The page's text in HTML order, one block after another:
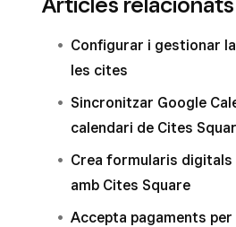
Squarei ves aCiteso
Fes clic a
Fes clic a
Exporta per
fitxer CSV.
Configurar i gestionar
les cites
Sincronitzar Google
calendari de Cites
Crea formularis
amb Cites Square
Accepta pagaments